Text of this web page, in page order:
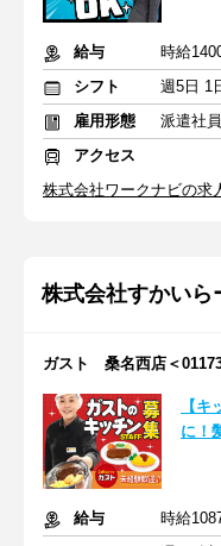
給与
時給
シフト
週5日 1
雇用形態
派遣社員
アクセス
株式会社ワークナビの求
株式会社すかいら
ガスト 桑名西店＜
【
に！
給与
時給